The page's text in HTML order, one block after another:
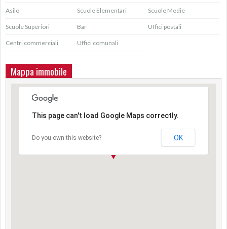
Asilo Scuole Elementari Scuole Medie
Scuole Superiori Bar Uffici postali
Centri commerciali Uffici comunali
Mappa immobile
This page can't load Google Maps correctly.
Do you own this website? OK